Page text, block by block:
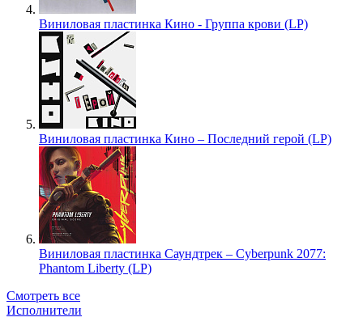
Виниловая пластинка Кино - Группа крови (LP)
Виниловая пластинка Кино – Последний герой (LP)
Виниловая пластинка Саундтрек – Cyberpunk 2077:
Phantom Liberty (LP)
Смотреть все
Исполнители